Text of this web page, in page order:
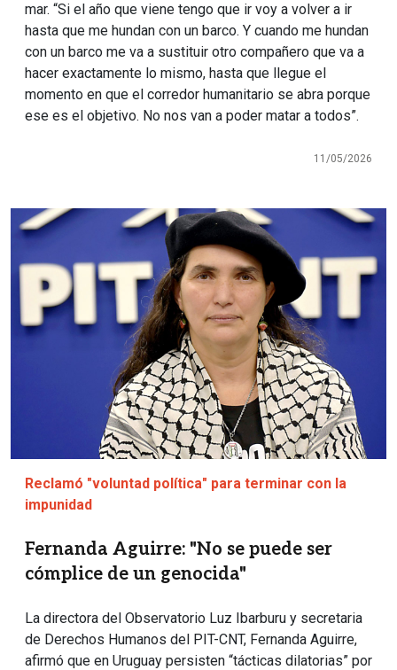
mar. “Si el año que viene tengo que ir voy a volver a ir
hasta que me hundan con un barco. Y cuando me hundan
con un barco me va a sustituir otro compañero que va a
hacer exactamente lo mismo, hasta que llegue el
momento en que el corredor humanitario se abra porque
ese es el objetivo. No nos van a poder matar a todos”.
11/05/2026
Imagen
Reclamó "voluntad política" para terminar con la
impunidad
Fernanda Aguirre: "No se puede ser
cómplice de un genocida"
La directora del Observatorio Luz Ibarburu y secretaria
de Derechos Humanos del PIT-CNT, Fernanda Aguirre,
afirmó que en Uruguay persisten “tácticas dilatorias” por